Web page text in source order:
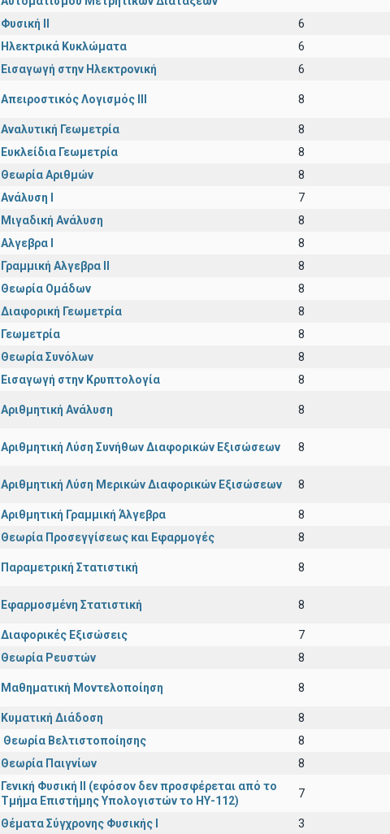
Φυσική ΙΙ 6
Ηλεκτρικά Κυκλώματα 6
Εισαγωγή στην Ηλεκτρονική 6
Απειροστικός Λογισμός ΙΙI 8
Αναλυτική Γεωμετρία 8
Ευκλείδια Γεωμετρία 8
Θεωρία Αριθμών 8
Ανάλυση Ι 7
Μιγαδική Ανάλυση 8
Αλγεβρα Ι 8
Γραμμική Αλγεβρα ΙΙ 8
Θεωρία Ομάδων 8
Διαφορική Γεωμετρία 8
Γεωμετρία 8
Θεωρία Συνόλων 8
Εισαγωγή στην Κρυπτολογία 8
Αριθμητική Ανάλυση 8
Αριθμητική Λύση Συνήθων Διαφορικών Εξισώσεων 8
Αριθμητική Λύση Μερικών Διαφορικών Εξισώσεων 8
Αριθμητική Γραμμική Άλγεβρα 8
Θεωρία Προσεγγίσεως και Εφαρμογές 8
Παραμετρική Στατιστική 8
Εφαρμοσμένη Στατιστική 8
Διαφορικές Εξισώσεις 7
Θεωρία Ρευστών 8
Μαθηματική Μοντελοποίηση 8
Κυματική Διάδοση 8
Θεωρία Βελτιστοποίησης 8
Θεωρία Παιγνίων 8
Γενική Φυσική ΙΙ (εφόσον δεν προσφέρεται από το
Τμήμα Επιστήμης Υπολογιστών το ΗΥ-112)
7
Θέματα Σύγχρονης Φυσικής Ι 3